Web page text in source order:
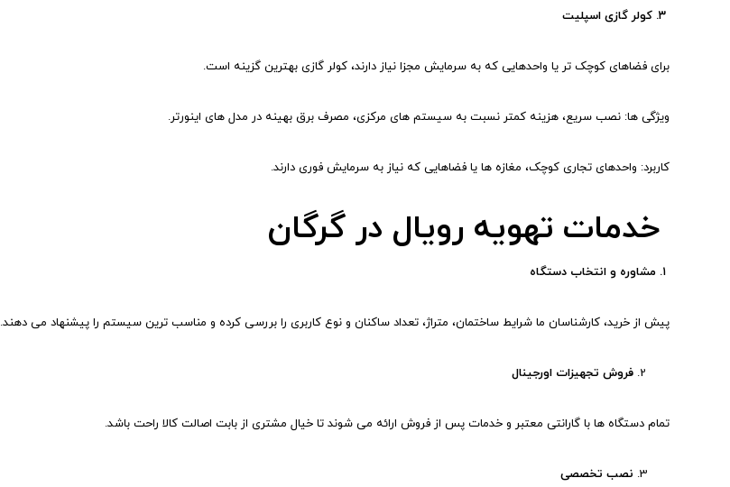
۳. کولر گازی اسپلیت
برای فضاهای کوچک تر یا واحدهایی که به سرمایش مجزا نیاز دارند، کولر گازی بهترین گزینه است.
ویژگی ها: نصب سریع، هزینه کمتر نسبت به سیستم های مرکزی، مصرف برق بهینه در مدل های اینورتر.
کاربرد: واحدهای تجاری کوچک، مغازه ها یا فضاهایی که نیاز به سرمایش فوری دارند.
خدمات تهویه رویال در گرگان
۱. مشاوره و انتخاب دستگاه
پیش از خرید، کارشناسان ما شرایط ساختمان، متراژ، تعداد ساکنان و نوع کاربری را بررسی کرده و مناسب ترین سیستم را پیشنهاد می دهند.
فروش تجهیزات اورجینال
تمام دستگاه ها با گارانتی معتبر و خدمات پس از فروش ارائه می شوند تا خیال مشتری از بابت اصالت کالا راحت باشد.
نصب تخصصی